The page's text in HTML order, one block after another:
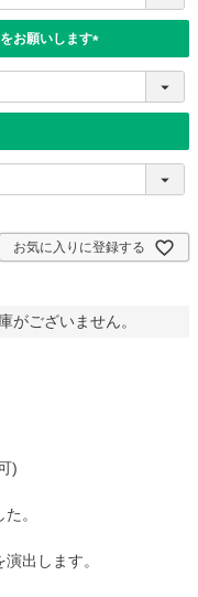
お願いします
須
お気に入りに登録する
がございません。
)
。
出します。